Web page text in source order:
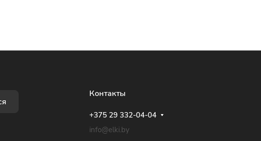
Контакты
+375 29 332-04-04
info@elki.by